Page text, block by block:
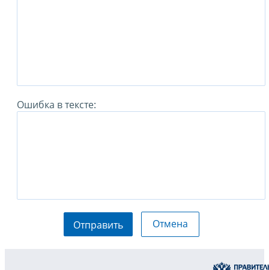
Ошибка в тексте:
Отправить Отмена